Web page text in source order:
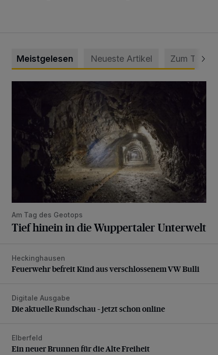
Meistgelesen Neueste Artikel Zum Thema
Am Tag des Geotops
Tief hinein in die Wuppertaler Unterwelt
Feuerwehr befreit Kind aus verschlossenem VW Bulli
Heckinghausen
Feuerwehr befreit Kind aus verschlossenem VW Bulli
Die aktuelle Rundschau – jetzt schon online
Digitale Ausgabe
Die aktuelle Rundschau – jetzt schon online
Ein neuer Brunnen für die Alte Freiheit
Elberfeld
Ein neuer Brunnen für die Alte Freiheit